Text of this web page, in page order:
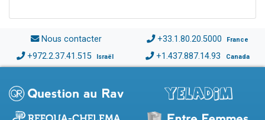
Nous contacter +33.1.80.20.5000 France
+972.2.37.41.515 Israël +1.437.887.14.93 Canada